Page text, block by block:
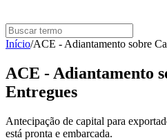
Início/ACE - Adiantamento sobre
ACE - Adiantamento
Entregues
Antecipação de capital para
está pronta e embarcada.